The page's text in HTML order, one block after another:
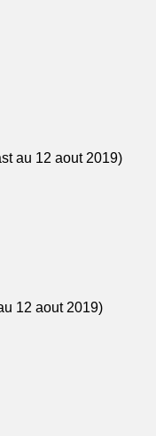
au 12 aout 2019)
12 aout 2019)